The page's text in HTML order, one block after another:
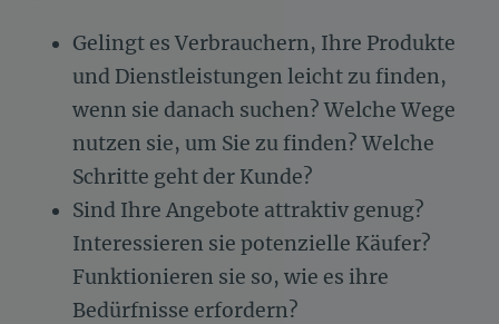
Gelingt es Verbrauchern, Ihre Produkte
und Dienstleistungen leicht zu finden,
wenn sie danach suchen? Welche Wege
nutzen sie, um Sie zu finden? Welche
Schritte geht der Kunde?
Sind Ihre Angebote attraktiv genug?
Interessieren sie potenzielle Käufer?
Funktionieren sie so, wie es ihre
Bedürfnisse erfordern?